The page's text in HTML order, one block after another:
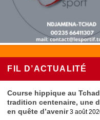
FIL D’ACTUALITÉ
Course hippique au
tradition centenaire, une
en quête d’avenir 3 août